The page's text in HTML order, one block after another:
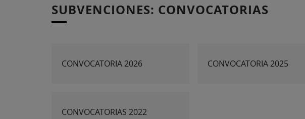
SUBVENCIONES: CONVOCATORIAS
CONVOCATORIA 2026 CONVOCATORIA 2025
CONVOCATORIAS 2022